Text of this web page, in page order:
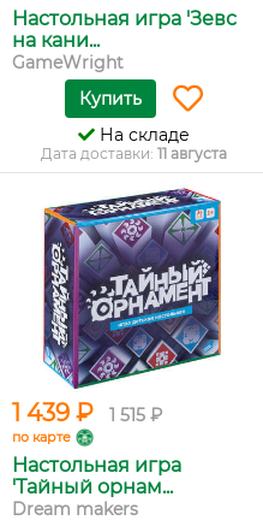
Настольная игра 'Зевс
на кани...
GameWright
Купить
На складе
Дата доставки: 11 августа
1 439 ₽ 1 515 ₽
по карте
Настольная игра
'Тайный орнам...
Dream makers